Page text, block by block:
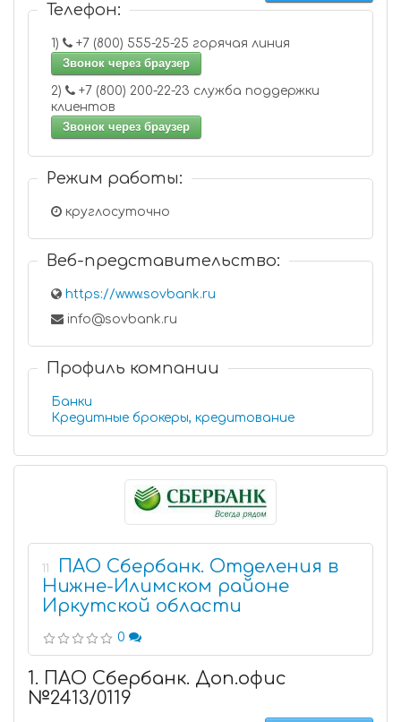
Телефон:
1)
+7 (800) 555-25-25 горячая линия
Звонок через браузер
2)
клиентов
Звонок через браузер
Режим работы:
круглосуточно
Веб-представительство:
https://www.sovbank.ru
info@sovbank.ru
Профиль компании
Банки
Кредитные брокеры, кредитование
11
ПАО Сбербанк. Отделения в
Нижне-Илимском районе
Иркутской области
0
1. ПАО Сбербанк. Доп.офис
№2413/0119